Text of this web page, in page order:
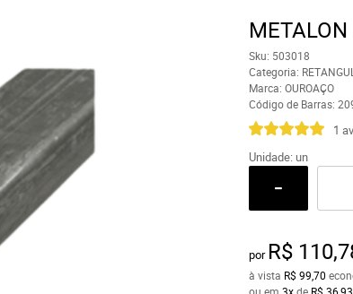
Sku: 503018
Categoria:
Marca: OUROAÇO
Código de Barras:
1
Unidade: un
por R$
à vista R$ 99,70